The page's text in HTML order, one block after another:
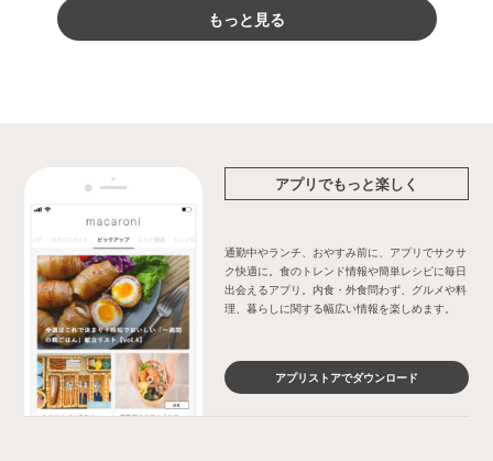
もっと見る
アプリでもっと楽しく
通勤中やランチ、おやすみ前に、アプリでサクサ
ク快適に。食のトレンド情報や簡単レシピに毎日
出会えるアプリ。内食・外食問わず、グルメや料
理、暮らしに関する幅広い情報を楽しめます。
アプリストアでダウンロード